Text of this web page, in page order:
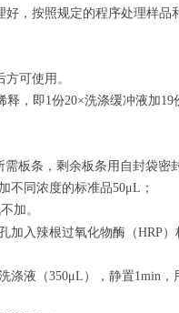
，按照规定的程序处理样品
可使用。
，即1份20×洗涤缓冲液加19
板条，剩余板条用自封袋密
不同浓度的标准品50μL；
加。
加入辣根过氧化物酶（HRP
涤液 （350μL ）
，静置1min